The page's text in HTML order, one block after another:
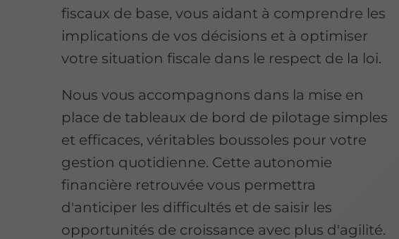
fiscaux de base, vous aidant à comprendre les
implications de vos décisions et à optimiser
votre situation fiscale dans le respect de la loi.
Nous vous accompagnons dans la mise en
place de tableaux de bord de pilotage simples
et efficaces, véritables boussoles pour votre
gestion quotidienne. Cette autonomie
financière retrouvée vous permettra
d'anticiper les difficultés et de saisir les
opportunités de croissance avec plus d'agilité.